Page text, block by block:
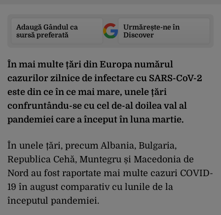
Adaugă Gândul ca
sursă preferată
Urmărește-ne în
Discover
În mai multe țări din Europa numărul
cazurilor zilnice de infectare cu SARS-CoV-2
este din ce în ce mai mare, unele țări
confruntându-se cu cel de-al doilea val al
pandemiei care a început în luna martie.
În unele țări, precum Albania, Bulgaria,
Republica Cehă, Muntegru și Macedonia de
Nord au fost raportate mai multe cazuri COVID-
19 în august comparativ cu lunile de la
începutul pandemiei.